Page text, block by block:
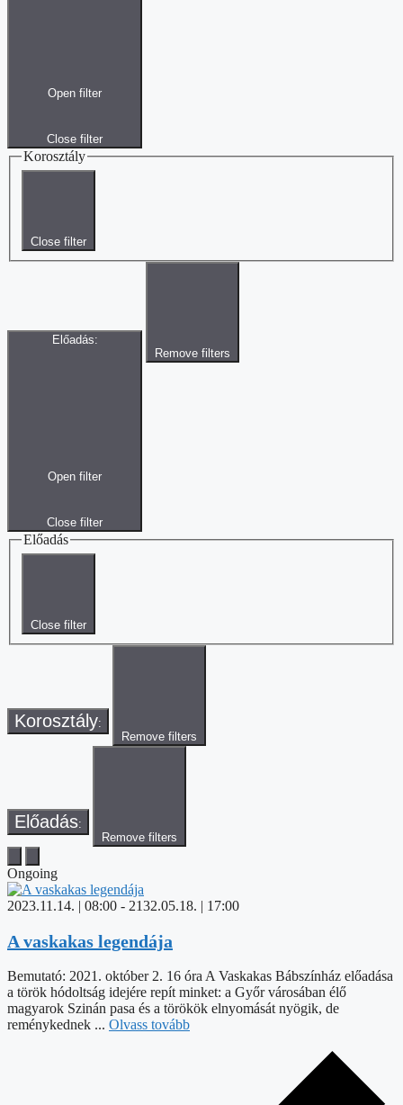
Open filter
Close filter
Korosztály
Close filter
Előadás:
Open filter
Close filter
Remove filters
Előadás
Close filter
Korosztály:
Remove filters
Előadás:
Remove filters
Ongoing
2023.11.14. | 08:00 - 2132.05.18. | 17:00
A vaskakas legendája
Bemutató: 2021. október 2. 16 óra A Vaskakas Bábszínház előadása
a török hódoltság idejére repít minket: a Győr városában élő
magyarok Szinán pasa és a törökök elnyomását nyögik, de
reménykednek ... Olvass tovább